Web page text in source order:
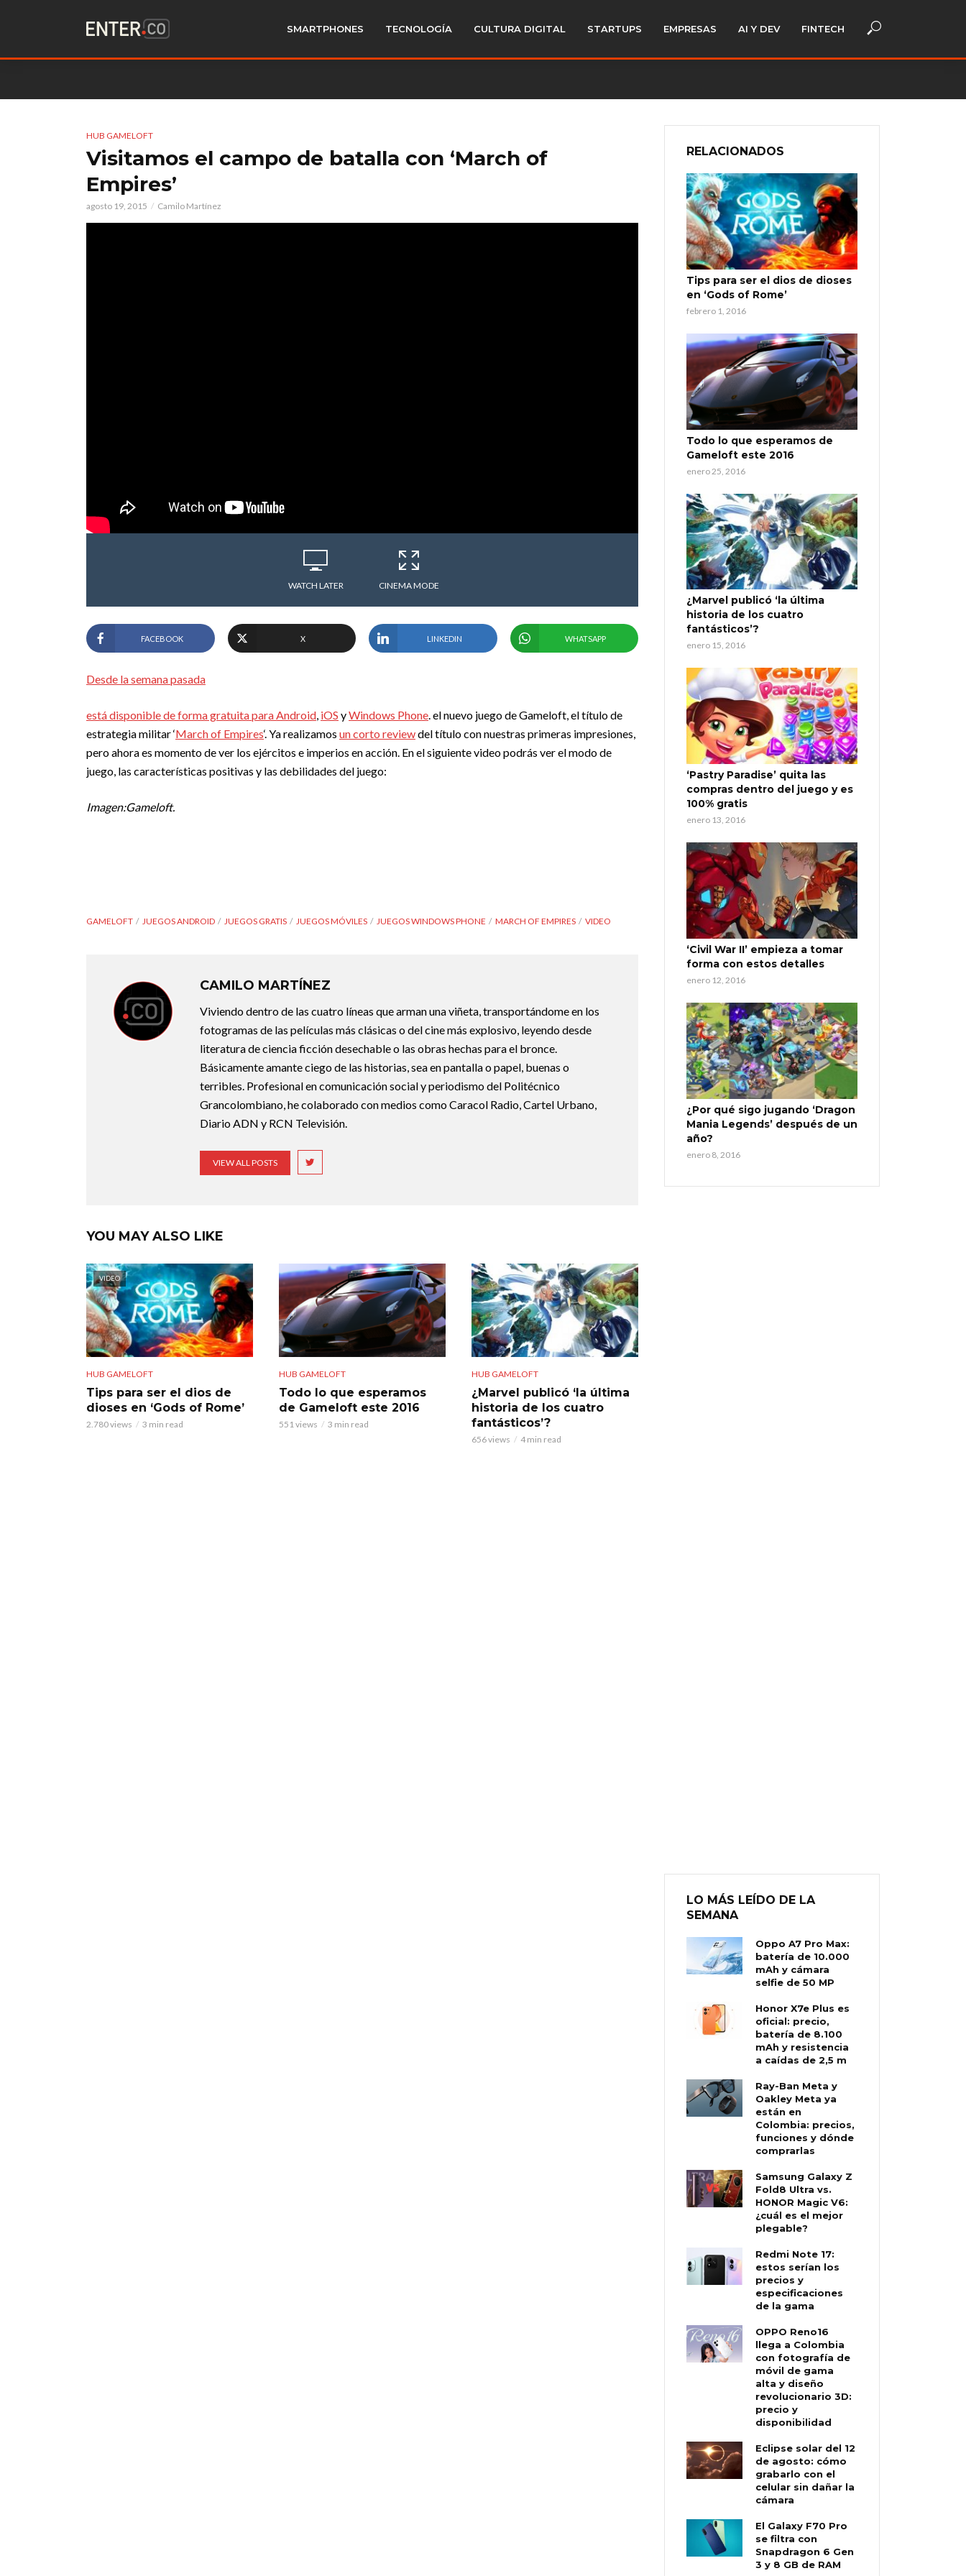
SMARTPHONES TECNOLOGÍA CULTURA DIGITAL STARTUPS EMPRESAS AI Y DEV FINTECH
HUB GAMELOFT
Visitamos el campo de batalla con ‘March of
Empires’
agosto 19, 2015 Camilo Martínez
WATCH LATER CINEMA MODE
FACEBOOK X LINKEDIN WHATSAPP
Desde la semana pasada
está disponible de forma gratuita paraAndroid, iOS yWindows Phone. el nuevo juego de Gameloft, el título de
estrategia militar ‘March of Empires‘. Ya realizamos un corto reviewdel título con nuestras primeras impresiones,
pero ahora es momento de ver los ejércitos e imperios en acción. En el siguiente video podrás ver el modo de
juego, las características positivas y las debilidades del juego:
Imagen:Gameloft.
GAMELOFT JUEGOS ANDROID JUEGOS GRATIS JUEGOS MÓVILES JUEGOS WINDOWS PHONE MARCH OF EMPIRES VIDEO
CAMILO MARTÍNEZ
Viviendo dentro de las cuatro líneas que arman una viñeta, transportándome en los
fotogramas de las películas más clásicas o del cine más explosivo, leyendo desde
literatura de ciencia ficción desechable o las obras hechas para el bronce.
Básicamente amante ciego de las historias, sea en pantalla o papel, buenas o
terribles. Profesional en comunicación social y periodismo del Politécnico
Grancolombiano, he colaborado con medios como Caracol Radio, Cartel Urbano,
Diario ADN y RCN Televisión.
VIEW ALL POSTS
YOU MAY ALSO LIKE
VIDEO
HUB GAMELOFT
Tips para ser el dios de
dioses en ‘Gods of Rome’
2.780 views 3 min read
HUB GAMELOFT
Todo lo que esperamos
de Gameloft este 2016
551 views 3 min read
HUB GAMELOFT
¿Marvel publicó ‘la última
historia de los cuatro
fantásticos’?
656 views 4 min read
RELACIONADOS
Tips para ser el dios de dioses
en ‘Gods of Rome’
febrero 1, 2016
Todo lo que esperamos de
Gameloft este 2016
enero 25, 2016
¿Marvel publicó ‘la última
historia de los cuatro
fantásticos’?
enero 15, 2016
‘Pastry Paradise’ quita las
compras dentro del juego y es
100% gratis
enero 13, 2016
‘Civil War II’ empieza a tomar
forma con estos detalles
enero 12, 2016
¿Por qué sigo jugando ‘Dragon
Mania Legends’ después de un
año?
enero 8, 2016
LO MÁS LEÍDO DE LA
SEMANA
Oppo A7 Pro Max:
batería de 10.000
mAh y cámara
selfie de 50 MP
Honor X7e Plus es
oficial: precio,
batería de 8.100
mAh y resistencia
a caídas de 2,5 m
Ray-Ban Meta y
Oakley Meta ya
están en
Colombia: precios,
funciones y dónde
comprarlas
Samsung Galaxy Z
Fold8 Ultra vs.
HONOR Magic V6:
¿cuál es el mejor
plegable?
Redmi Note 17:
estos serían los
precios y
especificaciones
de la gama
OPPO Reno16
llega a Colombia
con fotografía de
móvil de gama
alta y diseño
revolucionario 3D:
precio y
disponibilidad
Eclipse solar del 12
de agosto: cómo
grabarlo con el
celular sin dañar la
cámara
El Galaxy F70 Pro
se filtra con
Snapdragon 6 Gen
3 y 8 GB de RAM